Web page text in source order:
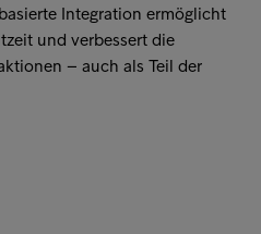
Integration ermöglicht
und verbessert die
– auch als Teil der